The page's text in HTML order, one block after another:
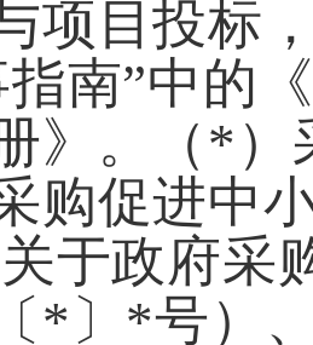
项目投标
指南”中的
》。（*）
购促进中
于政府采
*〕*号）